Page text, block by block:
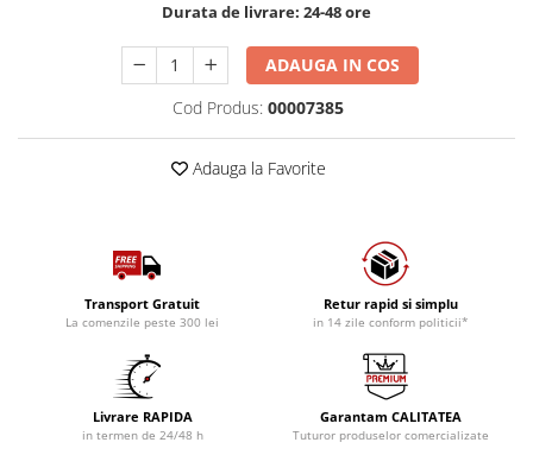
Durata de livrare: 24-48 ore
ADAUGA IN COS
Cod Produs: 00007385
Adauga la Favorite
Transport Gratuit
La comenzile peste 300 lei
Retur rapid si simplu
in 14 zile conform politicii*
Livrare RAPIDA
in termen de 24/48 h
Garantam CALITATEA
Tuturor produselor comercializate